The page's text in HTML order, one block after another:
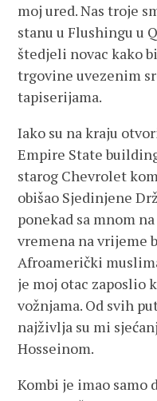
moj ured. Nas troje
stanu u Flushingu u
štedjeli novac kako
trgovine uvezenim
tapiserijama.
Iako su na kraju
Empire State
starog Chevrolet
obišao Sjedinjene
ponekad sa mnom
vremena na vrijeme
Afroamerički
je moj otac zaposlio
vožnjama. Od svih
najživlja su mi
Hosseinom.
Kombi je imao samo